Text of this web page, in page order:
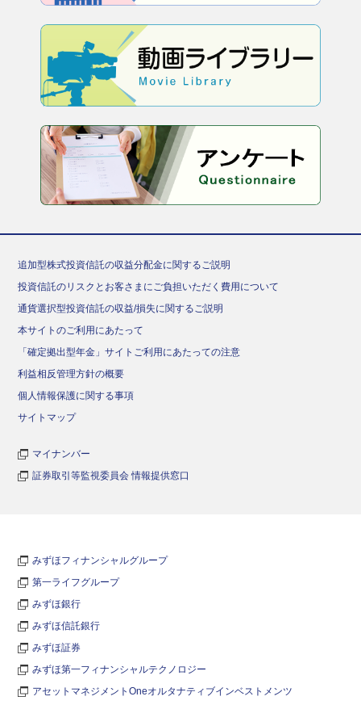
追加型株式投資信託の収益分配金に関するご説明
投資信託のリスクとお客さまにご負担いただく費用について
通貨選択型投資信託の収益/損失に関するご説明
本サイトのご利用にあたって
「確定拠出型年金」サイトご利用にあたっての注意
利益相反管理方針の概要
個人情報保護に関する事項
サイトマップ
マイナンバー
証券取引等監視委員会 情報提供窓口
みずほフィナンシャルグループ
第一ライフグループ
みずほ銀行
みずほ信託銀行
みずほ証券
みずほ第一フィナンシャルテクノロジー
アセットマネジメントOneオルタナティブインベストメンツ